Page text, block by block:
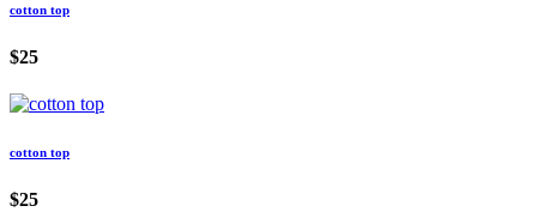
cotton top
$25
cotton top
$25